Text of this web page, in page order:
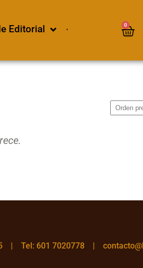
Editorial
0
| Tel: 601 7020778 |